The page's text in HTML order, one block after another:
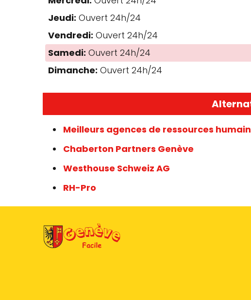
Jeudi: Ouvert 24h/24
Vendredi: Ouvert 24h/24
Samedi: Ouvert 24h/24
Dimanche: Ouvert 24h/24
Meilleurs agences de ressources
Chaberton Partners Genève
Westhouse Schweiz AG
RH-Pro